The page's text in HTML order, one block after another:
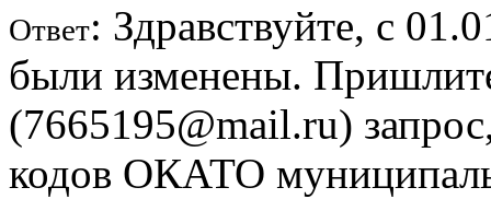
Ответ: Здравствуйте, с
были изменены.
(7665195@mail.ru)
кодов ОКАТО